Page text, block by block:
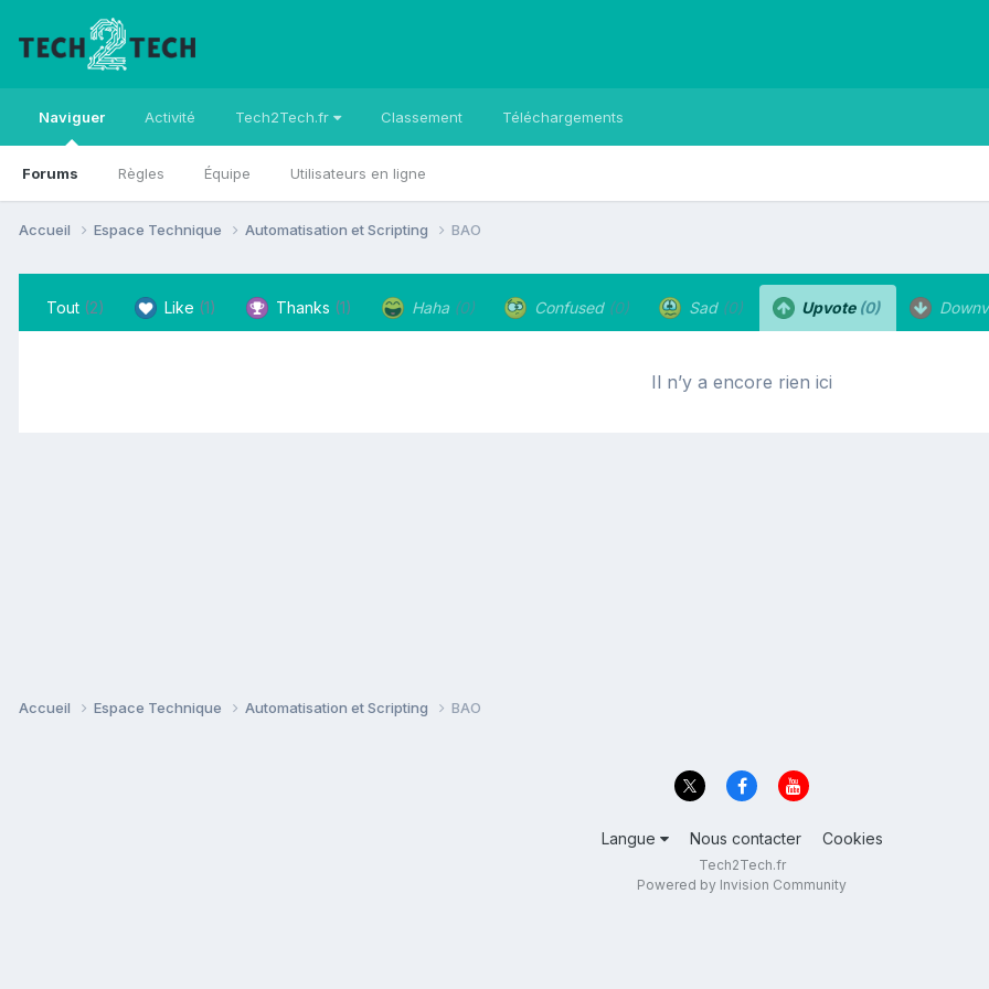
Naviguer
Forums Règles Équipe Utilisateurs en ligne
Activité Tech2Tech.fr Classement Téléchargements
Accueil Espace Technique Automatisation et Scripting BAO
Tout (2) Like (1) Thanks (1) Haha (0) Confused (0) Sad (0) Upvote (0)
Il n’y a encore rien ici
Accueil Espace Technique Automatisation et Scripting BAO
Langue Nous contacter Cookies
Tech2Tech.fr
Powered by Invision Community